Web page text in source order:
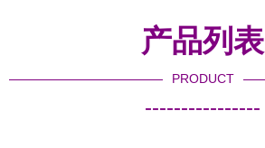
产品列表
PRODUCT
----------------